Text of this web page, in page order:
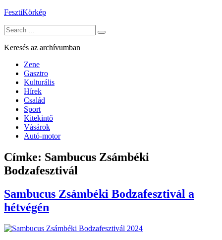
Skip
content
FesztiKörkép
Search
for:
Keresés az archívumban
Zene
Gasztro
Kulturális
Hírek
Család
Sport
Kitekintő
Vásárok
Autó-motor
Címke: Sambucus Zsámbéki
Bodzafesztivál
Sambucus Zsámbéki Bodzafesztivál a
hétvégén